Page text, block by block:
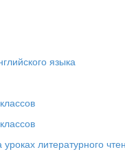
допускает
языка
литературного